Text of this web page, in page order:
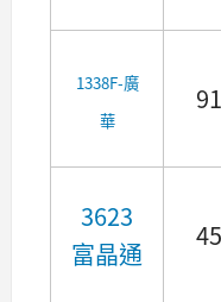
1338F-廣
華
3623
富晶通